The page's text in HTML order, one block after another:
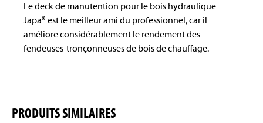
Le deck de manutention pour le bois hydraulique
Japa® est le meilleur ami du professionnel, car il
améliore considérablement le rendement des
fendeuses-tronçonneuses de bois de chauffage.
PRODUITS SIMILAIRES